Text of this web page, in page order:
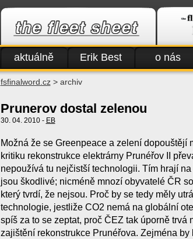
aktuálně Erik Best o nás
fsfinalword.cz> archiv
Prunerov dostal zelenou
30. 04. 2010 - EB
Možná že se Greenpeace a zelení dopouštějí
kritiku rekonstrukce elektrárny Prunéřov II
nepoužívá tu nejčistší technologii. Tím hrají
jsou škodlivé; nicméně mnozí obyvatelé ČR
který tvrdí, že nejsou. Proč by se tedy měly
technologie, jestliže CO2 nemá na globální
spíš za to se zeptat, proč ČEZ tak úporně
zajištění rekonstrukce Prunéřova. Zejména